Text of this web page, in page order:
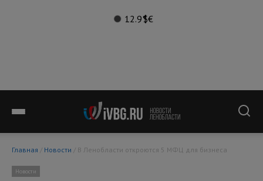
12.9°$€
Главная / Новости / В Ленобласти откроются 5 МФЦ для бизнеса
Новости